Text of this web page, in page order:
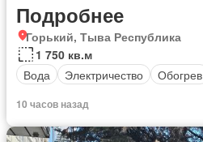
Подробнее
Горький, Тыва Республика
1 750 кв.м
Вода
Электричество Обогрев
10 часов назад